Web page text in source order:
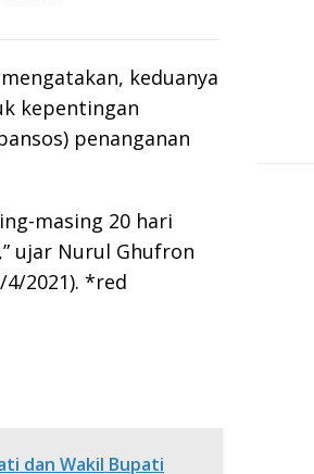
keduanya
kepentingan
penanganan
masing 20 hari
ujar Nurul Ghufron
4/2021). *red
dan Wakil Bupati